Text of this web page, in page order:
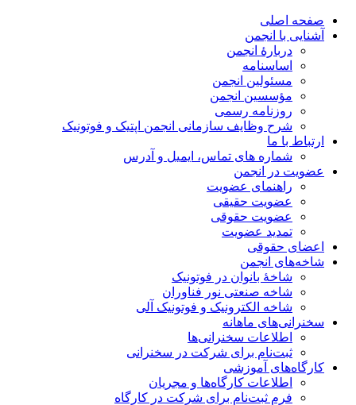
صفحه اصلی
آشنایی با انجمن
دربارۀ انجمن
اساسنامه
مسئولین انجمن
مؤسسین انجمن
روزنامه رسمی
شرح وظایف سازمانی انجمن اپتیک و فوتونیک
ارتباط با ما
شماره های تماس، ایمیل و آدرس
عضویت در انجمن
راهنمای عضویت
عضویت حقیقی
عضویت حقوقی
تمدید عضویت
اعضای حقوقی
شاخه‌های انجمن
شاخۀ بانوان در فوتونیک
شاخه صنعتی نور فناوران
شاخه‌ الکترونیک و فوتونیک آلی
سخنرانی‌های ماهانه
اطلاعات سخنرانی‌‌ها
ثبت‌نام برای شرکت در سخنرانی
کارگاه‌های آموزشی
اطلاعات کارگاه‌ها و مجریان
فرم ثبت‌نام برای شرکت در کارگاه